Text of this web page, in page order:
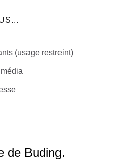
(usage restreint)
de Buding.